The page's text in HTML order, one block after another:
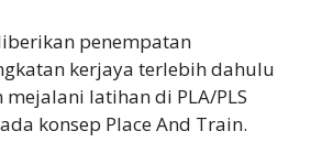
penempatan
kerjaya terlebih dahulu
latihan di PLA/PLS
konsep Place And Train.